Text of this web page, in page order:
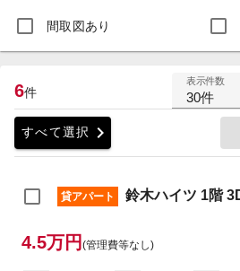
間取図あり
6件
表示件数
30件
すべて選択 chevron_right
貸アパート 鈴木ハイツ 1階
4.5万円 (管理費等なし)